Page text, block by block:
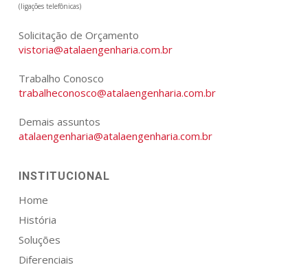
(ligações telefônicas)
Solicitação de Orçamento
vistoria@atalaengenharia.com.br
Trabalho Conosco
trabalheconosco@atalaengenharia.com.br
Demais assuntos
atalaengenharia@atalaengenharia.com.br
INSTITUCIONAL
Home
História
Soluções
Diferenciais